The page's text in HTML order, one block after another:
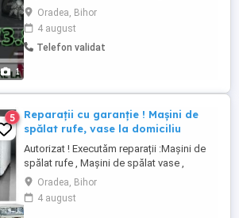
1
Oradea, Bihor
4 august
Telefon validat
5
Reparații cu garanție ! Mașini de
spălat rufe, vase la domiciliu
Autorizat ! Executăm reparații :Mașini de
spălat rufe , Mașini de spălat vase ,
Uscătoare rufe , Cuptoare electrice ,
Cuptoare cu microunde . Lucram cu piese
noi și de calitate ! Reparația se face la
Oradea, Bihor
4 august